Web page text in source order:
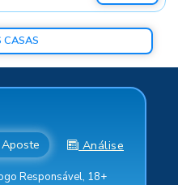
CASAS
Análise
Responsável, 18+